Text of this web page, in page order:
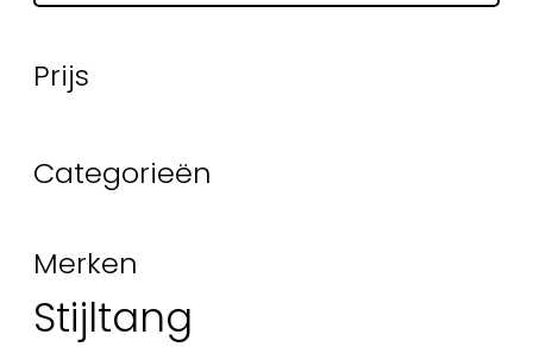
Prijs
Categorieën
Merken
Stijltang